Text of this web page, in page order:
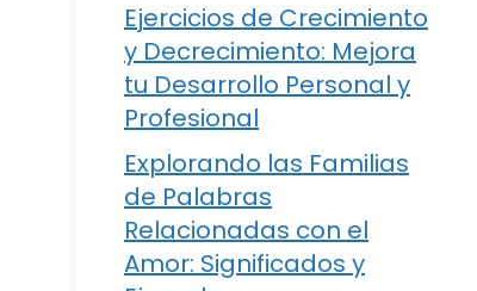
Ejercicios de Crecimiento
y Decrecimiento: Mejora
tu Desarrollo Personal y
Profesional
Explorando las Familias
de Palabras
Relacionadas con el
Amor: Significados y